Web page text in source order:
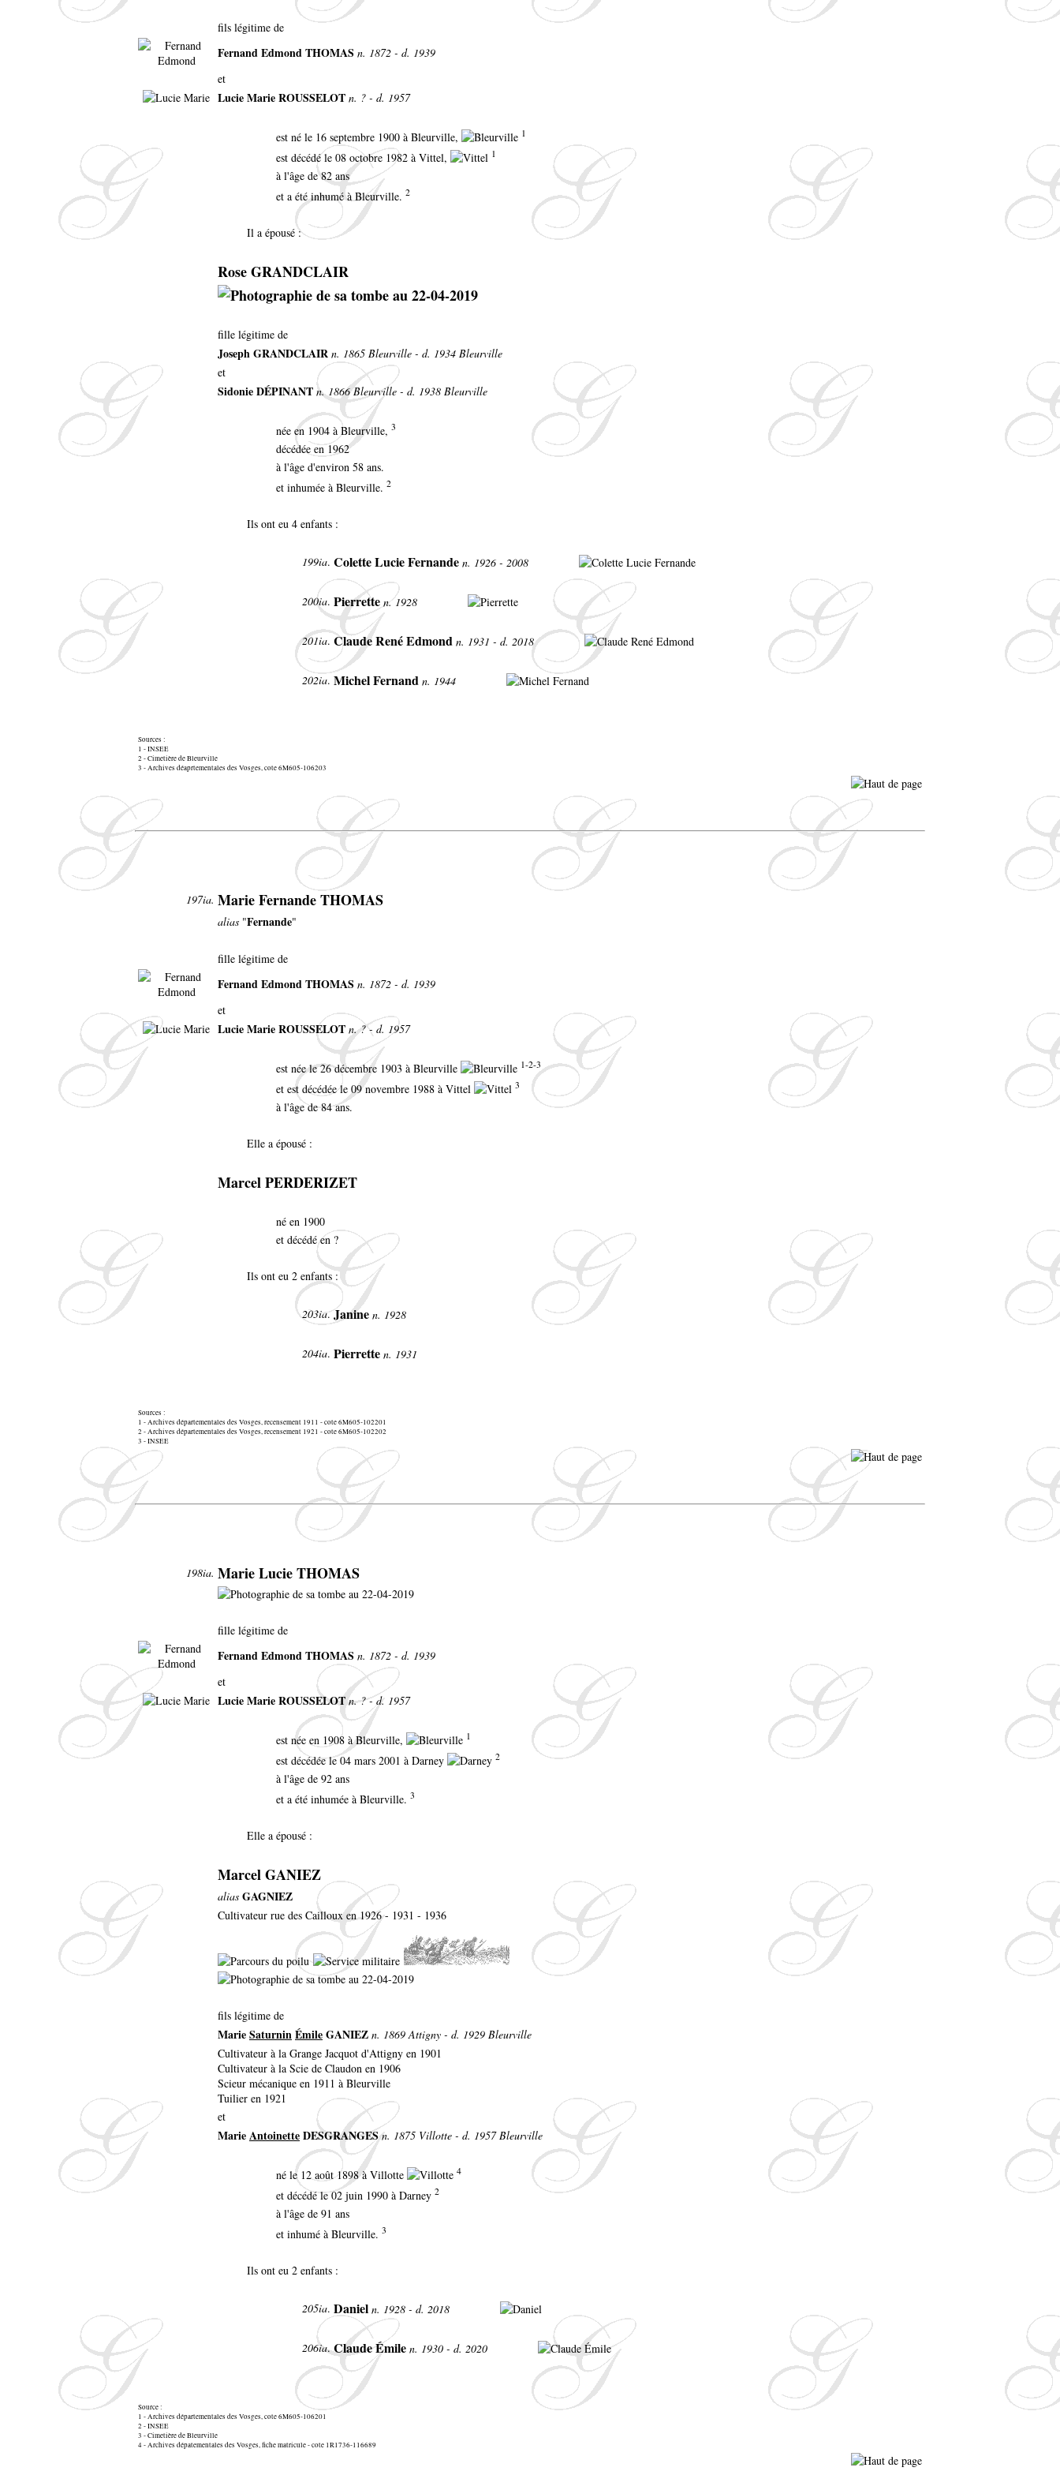
fils légitime de
Fernand Edmond THOMAS n. 1872 - d. 1939
et
Lucie Marie ROUSSELOT n. ? - d. 1957
est né le 16 septembre 1900 à Bleurville, 1
est décédé le 08 octobre 1982 à Vittel, 1
à l'âge de 82 ans
et a été inhumé à Bleurville. 2
Il a épousé :
Rose GRANDCLAIR
fille légitime de
Joseph GRANDCLAIR n. 1865 Bleurville - d. 1934 Bleurville
et
Sidonie DÉPINANT n. 1866 Bleurville - d. 1938 Bleurville
née en 1904 à Bleurville, 3
décédée en 1962
à l'âge d'environ 58 ans.
et inhumée à Bleurville. 2
Ils ont eu 4 enfants :
199ia. Colette Lucie Fernande n. 1926 - 2008
200ia. Pierrette n. 1928
201ia. Claude René Edmond n. 1931 - d. 2018
202ia. Michel Fernand n. 1944
Sources :
1 - INSEE
2 - Cimetière de Bleurville
3 - Archives déaprtementales des Vosges, cote 6M605-106203
197ia. Marie Fernande THOMAS
alias "Fernande"
fille légitime de
Fernand Edmond THOMAS n. 1872 - d. 1939
et
Lucie Marie ROUSSELOT n. ? - d. 1957
est née le 26 décembre 1903 à Bleurville 1-2-3
et est décédée le 09 novembre 1988 à Vittel 3
à l'âge de 84 ans.
Elle a épousé :
Marcel PERDERIZET
né en 1900
et décédé en ?
Ils ont eu 2 enfants :
203ia. Janine n. 1928
204ia. Pierrette n. 1931
Sources :
1 - Archives départementales des Vosges, recensement 1911 - cote 6M605-102201
2 - Archives départementales des Vosges, recensement 1921 - cote 6M605-102202
3 - INSEE
198ia. Marie Lucie THOMAS
fille légitime de
Fernand Edmond THOMAS n. 1872 - d. 1939
et
Lucie Marie ROUSSELOT n. ? - d. 1957
est née en 1908 à Bleurville, 1
est décédée le 04 mars 2001 à Darney 2
à l'âge de 92 ans
et a été inhumée à Bleurville. 3
Elle a épousé :
Marcel GANIEZ
alias GAGNIEZ
Cultivateur rue des Cailloux en 1926 - 1931 - 1936
fils légitime de
MarieSaturninÉmileGANIEZ n. 1869 Attigny - d. 1929 Bleurville
Cultivateur à la Grange Jacquot d'Attigny en 1901
Cultivateur à la Scie de Claudon en 1906
Scieur mécanique en 1911 à Bleurville
Tuilier en 1921
et
MarieAntoinetteDESGRANGES n. 1875 Villotte - d. 1957 Bleurville
né le 12 août 1898 à Villotte 4
et décédé le 02 juin 1990 à Darney 2
à l'âge de 91 ans
et inhumé à Bleurville. 3
Ils ont eu 2 enfants :
205ia. Daniel n. 1928 - d. 2018
206ia. Claude Émile n. 1930 - d. 2020
Source :
1 - Archives départementales des Vosges, cote 6M605-106201
2 - INSEE
3 - Cimetière de Bleurville
4 - Archives dépatementales des Vosges, fiche matricule - cote 1R1736-116689